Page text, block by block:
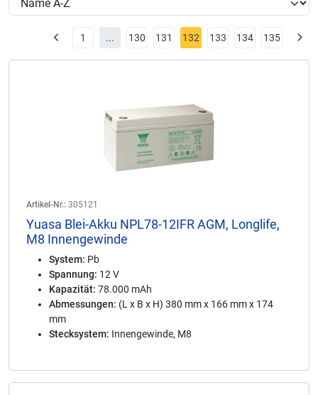
1 ... 130 131 132 133 134 135
Artikel-Nr.: 305121
Yuasa Blei-Akku NPL78-12IFR AGM, Longlife,
M8 Innengewinde
System: Pb
Spannung: 12 V
Kapazität: 78.000 mAh
Abmessungen: (L x B x H) 380 mm x 166 mm x 174
mm
Stecksystem: Innengewinde, M8